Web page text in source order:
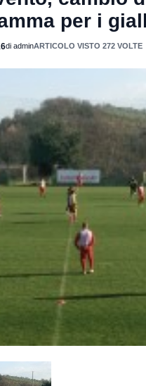
per i
di adminARTICOLO VISTO 272 VOLTE